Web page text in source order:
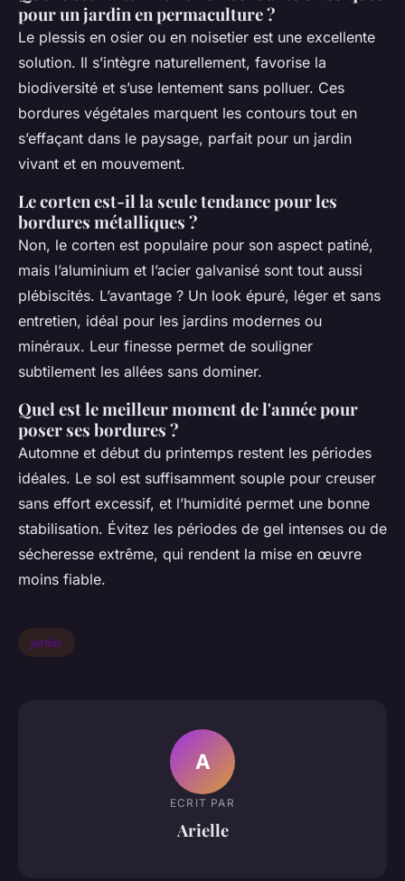
pour un jardin en permaculture ?
Le plessis en osier ou en noisetier est une excellente
solution. Il s’intègre naturellement, favorise la
biodiversité et s’use lentement sans polluer. Ces
bordures végétales marquent les contours tout en
s’effaçant dans le paysage, parfait pour un jardin
vivant et en mouvement.
Le corten est-il la seule tendance pour les
bordures métalliques ?
Non, le corten est populaire pour son aspect patiné,
mais l’aluminium et l’acier galvanisé sont tout aussi
plébiscités. L’avantage ? Un look épuré, léger et sans
entretien, idéal pour les jardins modernes ou
minéraux. Leur finesse permet de souligner
subtilement les allées sans dominer.
Quel est le meilleur moment de l'année pour
poser ses bordures ?
Automne et début du printemps restent les périodes
idéales. Le sol est suffisamment souple pour creuser
sans effort excessif, et l’humidité permet une bonne
stabilisation. Évitez les périodes de gel intenses ou de
sécheresse extrême, qui rendent la mise en œuvre
moins fiable.
jardin
A
ECRIT PAR
Arielle